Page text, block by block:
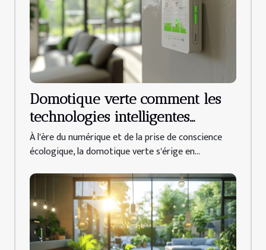
Domotique verte comment les
technologies intelligentes
peuvent réduire la
consommation d'énergie
À l'ère du numérique et de la prise de conscience
écologique, la domotique verte s'érige en...